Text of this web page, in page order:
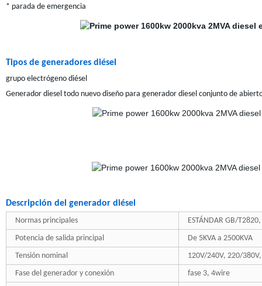
* parada de emergencia
Tipos de generadores diésel
grupo electrógeno diésel
Generador diesel todo nuevo diseño para generador diesel conjunto de
Descripción del generador diésel
Normas principales
ESTÁNDAR GB/
Potencia de salida principal
De 5KVA a 2500KVA
Tensión nominal
120V/240V, 220/
Fase del generador y conexión
fase 3, 4wire